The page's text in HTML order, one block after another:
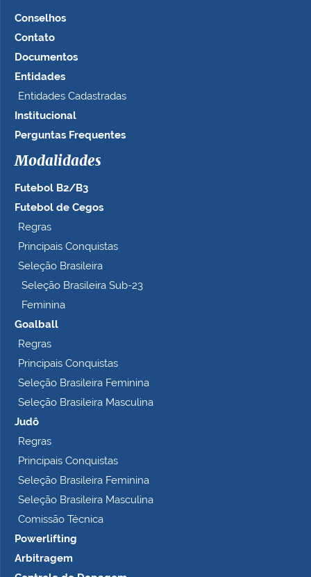
e
o
t
a
n
o
o
m
e
t
Conselhos
Contato
Documentos
Entidades
Entidades Cadastradas
Institucional
Perguntas Frequentes
Modalidades
Futebol B2/B3
Futebol de Cegos
Regras
Principais Conquistas
Seleção Brasileira
Seleção Brasileira Sub-23
Feminina
Goalball
Regras
Principais Conquistas
Seleção Brasileira Feminina
Seleção Brasileira Masculina
Judô
Regras
Principais Conquistas
Seleção Brasileira Feminina
Seleção Brasileira Masculina
Comissão Técnica
Powerlifting
Arbitragem